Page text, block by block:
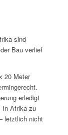
sind
Bau verlief
20 Meter
erledigt
In Afrika zu
letztlich nicht